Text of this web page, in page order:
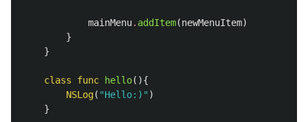
mainMenu. addItem(newMenuItem)
}
}
class func hello(){
NSLog( "Hello:)" )
}